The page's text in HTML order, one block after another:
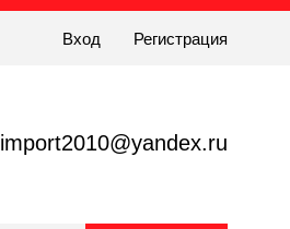
Вход Регистрация
import2010@yandex.ru